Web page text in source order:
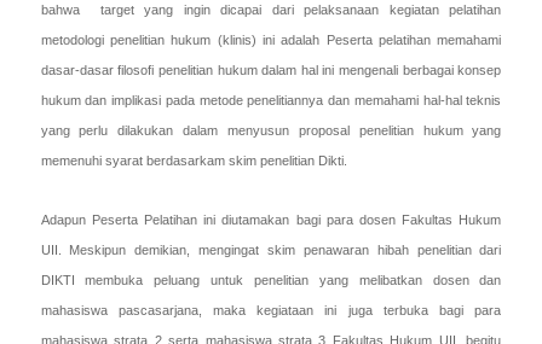
bahwa target yang ingin dicapai dari pelaksanaan kegiatan pelatihan
metodologi penelitian hukum (klinis) ini adalah Peserta pelatihan memahami
dasar-dasar filosofi penelitian hukum dalam hal ini mengenali berbagai konsep
hukum dan implikasi pada metode penelitiannya dan memahami hal-hal teknis
yang perlu dilakukan dalam menyusun proposal penelitian hukum yang
memenuhi syarat berdasarkam skim penelitian Dikti.
Adapun Peserta Pelatihan ini diutamakan bagi para dosen Fakultas Hukum
UII. Meskipun demikian, mengingat skim penawaran hibah penelitian dari
DIKTI membuka peluang untuk penelitian yang melibatkan dosen dan
mahasiswa pascasarjana, maka kegiataan ini juga terbuka bagi para
mahasiswa strata 2 serta mahasiswa strata 3 Fakultas Hukum UII, begitu